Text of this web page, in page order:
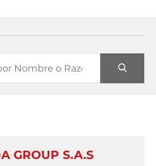
GROUP S.A.S